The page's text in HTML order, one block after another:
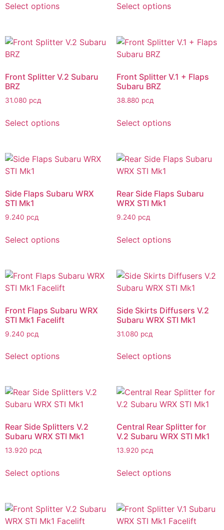
Select options Select options
Front Splitter V.2 Subaru
BRZ
31.080 рсд
Select options
Front Splitter V.1 + Flaps
Subaru BRZ
38.880 рсд
Select options
Side Flaps Subaru WRX
STI Mk1
9.240 рсд
Select options
Rear Side Flaps Subaru
WRX STI Mk1
9.240 рсд
Select options
Front Flaps Subaru WRX
STI Mk1 Facelift
9.240 рсд
Select options
Side Skirts Diffusers V.2
Subaru WRX STI Mk1
31.080 рсд
Select options
Rear Side Splitters V.2
Subaru WRX STI Mk1
13.920 рсд
Select options
Central Rear Splitter for
V.2 Subaru WRX STI Mk1
13.920 рсд
Select options